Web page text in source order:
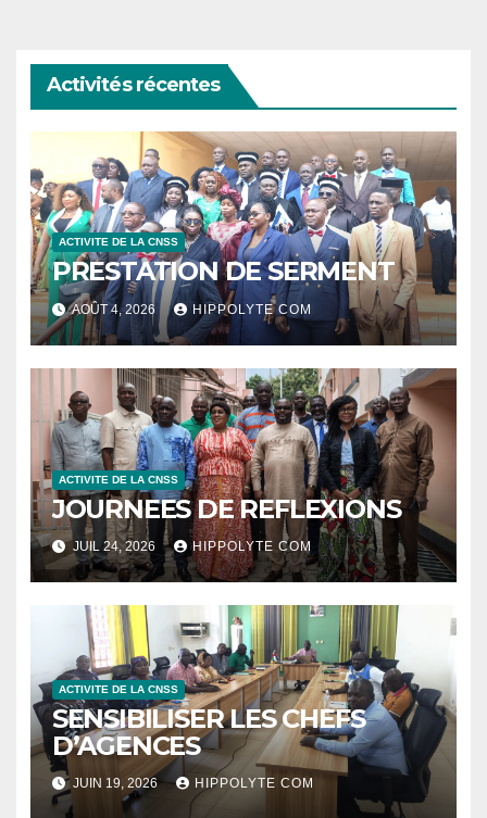
Activités récentes
ACTIVITE DE LA CNSS
PRESTATION DE SERMENT
AOÛT 4, 2026 HIPPOLYTE COM
ACTIVITE DE LA CNSS
JOURNEES DE REFLEXIONS
JUIL 24, 2026 HIPPOLYTE COM
ACTIVITE DE LA CNSS
SENSIBILISER LES CHEFS
D’AGENCES
JUIN 19, 2026 HIPPOLYTE COM